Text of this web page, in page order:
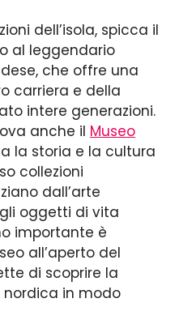
dell’isola, spicca il
al leggendario
che offre una
carriera e della
intere generazioni.
anche il Museo
la storia e la cultura
collezioni
dall’arte
oggetti di vita
importante è
all’aperto del
di scoprire la
in modo